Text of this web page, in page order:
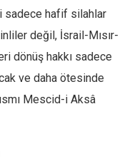
sadece hafif silahlar
değil, İsrail-Mısır-
dönüş hakkı sadece
ve daha ötesinde
Mescid-i Aksâ